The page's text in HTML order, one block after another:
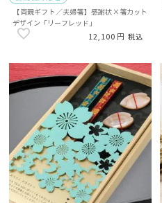
【両親ギフト／夫婦箸】感謝状×箸カット
デザイン「リーフレッド」
12,100 税込